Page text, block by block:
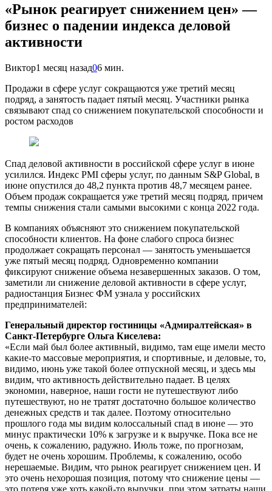
«Рынок реагирует снижением цен» —
бизнес о падении индекса деловой
активности
Виктор1 месяц назад06 мин.
Продажи в сфере услуг сокращаются уже третий месяц
подряд, а занятость падает пятый месяц. Участники рынка
связывают спад со снижением покупательской способности и
ростом расходов
Спад деловой активности в российской сфере услуг в июне
усилился. Индекс PMI сферы услуг, по данным S&P Global, в
июне опустился до 48,2 пункта против 48,7 месяцем ранее.
Объем продаж сокращается уже третий месяц подряд, причем
темпы снижения стали самыми высокими с конца 2022 года.
В компаниях объясняют это снижением покупательской
способности клиентов. На фоне слабого спроса бизнес
продолжает сокращать персонал — занятость уменьшается
уже пятый месяц подряд. Одновременно компании
фиксируют снижение объема незавершенных заказов. О том,
заметили ли снижение деловой активности в сфере услуг,
радиостанция Бизнес ФМ узнала у российских
предпринимателей:
Генеральный директор гостиницы «Адмиралтейская» в
Санкт-Петербурге Ольга Киселева:
«Если май был более активный, видимо, там еще имели место
какие-то массовые мероприятия, и спортивные, и деловые, то,
видимо, июнь уже такой более отпускной месяц, и здесь мы
видим, что активность действительно падает. В целях
экономии, наверное, наши гости не путешествуют либо
путешествуют, но не тратят достаточно большое количество
денежных средств и так далее. Поэтому относительно
прошлого года мы видим колоссальный спад в июне — это
минус практически 10% к загрузке и к выручке. Пока все не
очень, к сожалению, радужно. Июль тоже, по прогнозам,
будет не очень хорошим. Проблемы, к сожалению, особо
нерешаемые. Видим, что рынок реагирует снижением цен. И
это очень нехорошая позиция, потому что снижение цены —
это потеря уже хоть какой-то выручки, при этом затраты наши